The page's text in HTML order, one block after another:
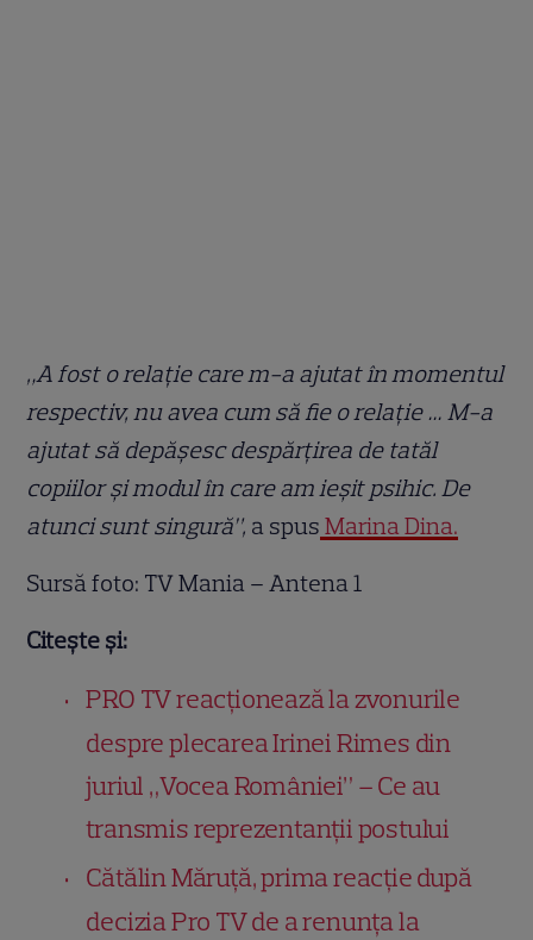
„A fost o relație care m-a ajutat în momentul
respectiv, nu avea cum să fie o relație … M-a
ajutat să depășesc despărțirea de tatăl
copiilor și modul în care am ieșit psihic. De
atunci sunt singură”, a spus Marina Dina.
Sursă foto: TV Mania – Antena 1
Citește și:
PRO TV reacționează la zvonurile
despre plecarea Irinei Rimes din
juriul „Vocea României” – Ce au
transmis reprezentanții postului
Cătălin Măruță, prima reacție după
decizia Pro TV de a renunța la